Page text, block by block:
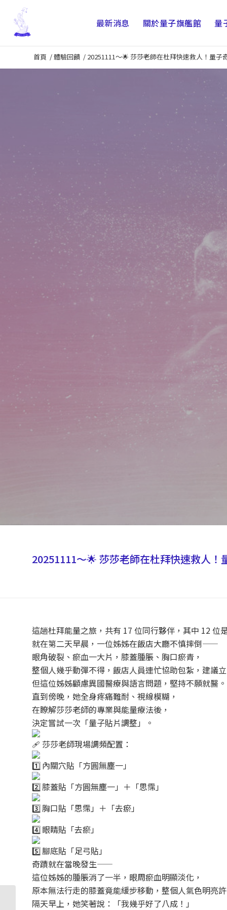
最新消息 關於量子旗艦館 量
首頁 /體驗回饋 / 20251111～🌟 莎莎老師在杜拜快速救人！量子
20251111～🌟 莎莎老師在杜拜快速救人！
這趟杜拜能量之旅，共有 17 位同行夥伴，其中 12 位
就在第二天早晨，一位姊姊在飯店大廳不慎摔倒——
眼角破裂、瘀血一大片，膝蓋腫脹、胸口瘀青，
整個人幾乎動彈不得，飯店人員連忙協助包紮，建議
但這位姊姊顧慮異國醫療與語言問題，堅持不願就醫。
直到傍晚，她全身疼痛難耐、視線模糊，
在瞭解莎莎老師的專業與能量療法後，
決定嘗試一次「量子貼片調整」。
莎莎老師現場調頻配置：
內關穴貼「方圓無塵一」
膝蓋貼「方圓無塵一」＋「思霈」
胸口貼「思霈」＋「去瘀」
眼睛貼「去瘀」
腳底貼「足弓貼」
奇蹟就在當晚發生——
這位姊姊的腫脹消了一半，眼周瘀血明顯淡化，
原本無法行走的膝蓋竟能緩步移動，整個人氣色明亮
隔天早上，她笑著說：「我幾乎好了八成！」
20251030～學員們分享